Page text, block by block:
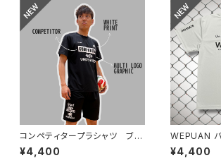
コンペティタープラシャツ ブラ
ックホワイト
¥4,400
WEPUAN バ
シャツ シル
¥4,400